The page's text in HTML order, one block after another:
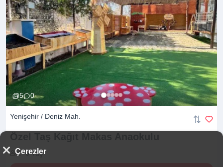
5 0
Yenişehir / Deniz Mah.
2 -6 Yaş
Çerezler